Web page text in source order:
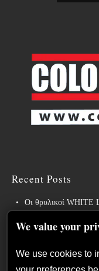
Recent Posts
Οι θρυλικοί WHITE
Ανταπόκριση: Hills
We value your
We use cookies to